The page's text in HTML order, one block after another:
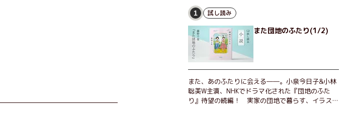
1 試し読み
また団地のふたり(1/2)
また、あのふたりに会える――。小泉今日子&小林
聡美W主演、NHKでドラマ化された『団地のふた
り』待望の続編！ 実家の団地で暮らす、イラスト